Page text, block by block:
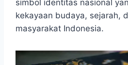
simbol identitas nasional
kekayaan budaya, sejarah,
masyarakat Indonesia.